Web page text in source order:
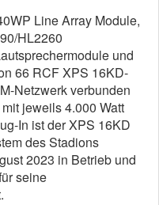
Line Array Module,
HL2260
und
66 RCF XPS 16KD-
Netzwerk verbunden
jeweils 4.000 Watt
In ist der XPS 16KD
des Stadions
2023 in Betrieb und
seine